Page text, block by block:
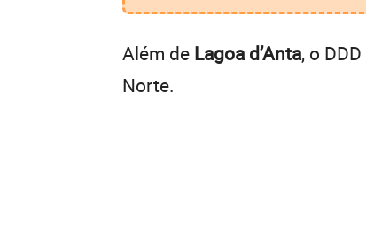
Além de Lagoa d’Anta, o DDD
Norte.